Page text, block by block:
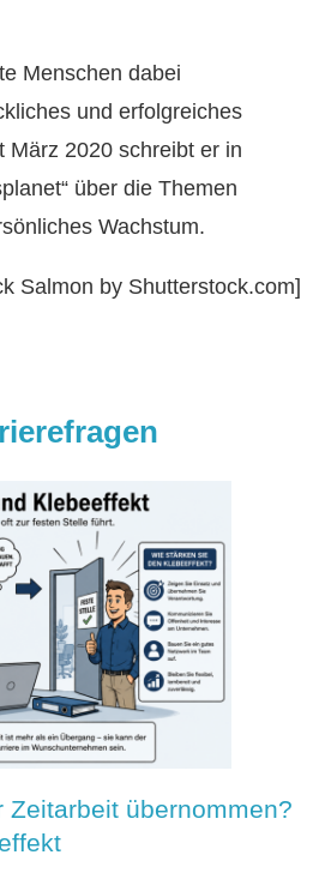
Menschen dabei
und erfolgreiches
März 2020 schreibt er in
über die Themen
Wachstum.
Salmon by Shutterstock.com]
Zeitarbeit übernommen?